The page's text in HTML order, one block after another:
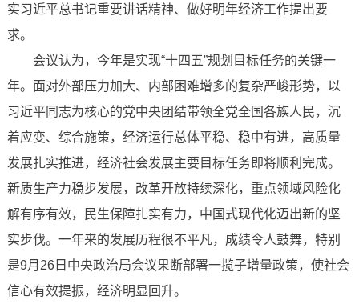
实习近平总书记重要讲话精神、做好明年经济工作提出要
求。
会议认为，今年是实现“十四五”规划目标任务的关键一
年。面对外部压力加大、内部困难增多的复杂严峻形势，以
习近平同志为核心的党中央团结带领全党全国各族人民，沉
着应变、综合施策，经济运行总体平稳、稳中有进，高质量
发展扎实推进，经济社会发展主要目标任务即将顺利完成。
新质生产力稳步发展，改革开放持续深化，重点领域风险化
解有序有效，民生保障扎实有力，中国式现代化迈出新的坚
实步伐。一年来的发展历程很不平凡，成绩令人鼓舞，特别
是9月26日中央政治局会议果断部署一揽子增量政策，使社会
信心有效提振，经济明显回升。